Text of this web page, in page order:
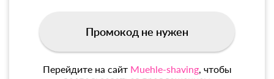
Промокод не нужен
Перейдите на сайт Muehle-shaving, чтобы